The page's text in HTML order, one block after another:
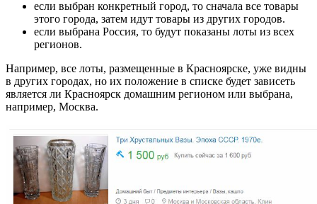
если выбран конкретный город, то сначала все товары
этого города, затем идут товары из других городов.
если выбрана Россия, то будут показаны лоты из всех
регионов.
Например, все лоты, размещенные в Красноярске, уже видны
в других городах, но их положение в списке будет зависеть
является ли Красноярск домашним регионом или выбрана,
например, Москва.